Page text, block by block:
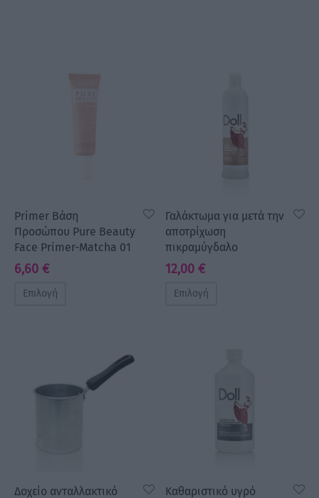
Primer Βάση
Προσώπου Pure Beauty
Face Primer-Matcha 01
6,60 €
Επιλογή
Γαλάκτωμα για μετά την
αποτρίχωση
πικραμύγδαλο
12,00 €
Επιλογή
Δοχείο ανταλλακτικό
Καθαριστικό υγρό